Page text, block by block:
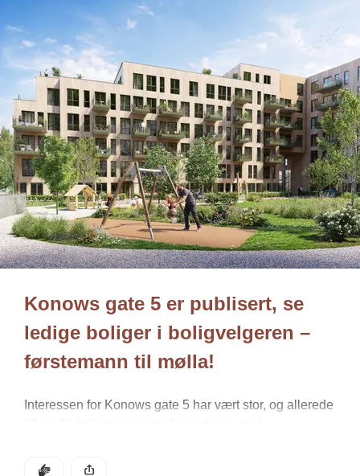
Se alle tilgjengelige boliger i Boligvelgeren
Ditt eget townhouse midt i byen
Townhouse er noe du sjelden finner i Oslo sentrum. I
Konows gate 5 finner du åtte boliger over 2,5 etasjer,
med stue og kjøkken i gateplan og soverom og bad i
etasjen over.
Hver bolig har privat uteplass mot et rolig og skjermet
gårdsrom. Nedenfor finner du et av de ledige
uteplasser.
Konows gate 5 er publisert, se
ledige boliger i boligvelgeren –
førstemann til mølla!
Interessen for Konows gate 5 har vært stor, og allerede
tilgjengelige boliger i salgstrinn 1 ligger ute i